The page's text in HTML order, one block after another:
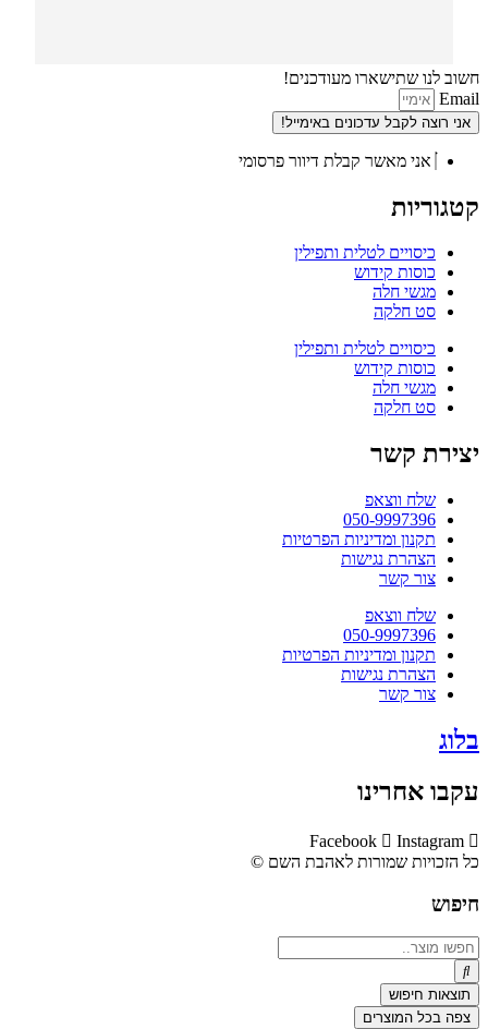
חשוב לנו שתישארו מעודכנים!
Email
אני רוצה לקבל עדכונים באימייל!
אני מאשר קבלת דיוור פרסומי
קטגוריות
כיסויים לטלית ותפילין
כוסות קידוש
מגשי חלה
סט חלקה
כיסויים לטלית ותפילין
כוסות קידוש
מגשי חלה
סט חלקה
יצירת קשר
שלח ווצאפ
050-9997396
תקנון ומדיניות הפרטיות
הצהרת נגישות
צור קשר
שלח ווצאפ
050-9997396
תקנון ומדיניות הפרטיות
הצהרת נגישות
צור קשר
בלוג
עקבו אחרינו
Facebook
Instagram
כל הזכויות שמורות לאהבת השם ©​
חיפוש
Search
...
תוצאות חיפוש
צפה בכל המוצרים